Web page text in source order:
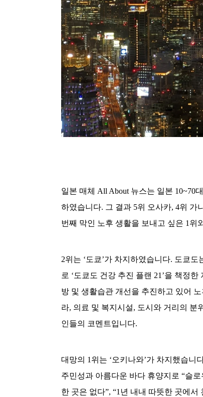
일본 매체 All About 뉴스는 일본 10~70
하였습니다. 그 결과 5위 오사카, 4위 가
번째 막인 노후 생활을 보내고 싶은 1위
2위는 ‘도쿄’가 차지하였습니다. 도쿄
로 ‘도쿄도 건강 추진 플랜 21’을 책정
방 및 생활습관 개선을 추진하고 있어
라, 의료 및 복지시설, 도시와 거리의 분
인들의 코멘트입니다.
대망의 1위는 ‘오키나와’가 차지했습
주민성과 아름다운 바다 휴양지로 “슬
한 곳은 없다”, “1년 내내 따뜻한 곳에